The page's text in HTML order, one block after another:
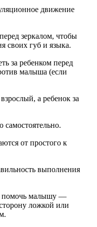
движение
зеркалом, чтобы
своих губ и языка.
за ребенком перед
малыша (если
а ребенок за
от простого к
выполнения
помочь малышу —
ложкой или